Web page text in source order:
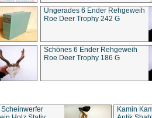
Ungerades 6 Ender Rehgeweih
Roe Deer Trophy 242 G
Schönes 6 Ender Rehgeweih
Roe Deer Trophy 186 G
Kamin